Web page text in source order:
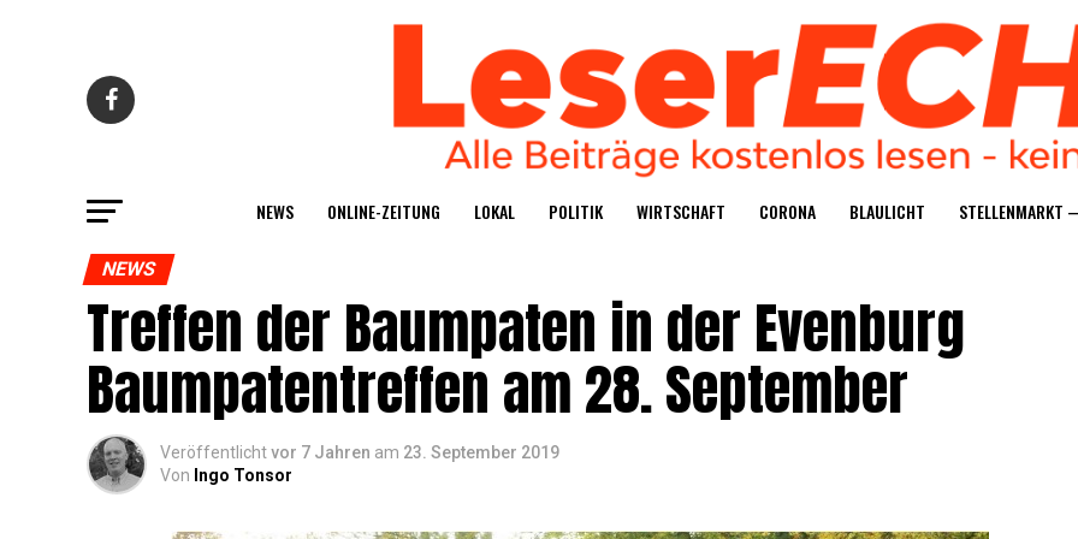
NEWS ONLINE-ZEI­TUNG LOKAL POLI­TIK WIRT­SCHAFT CORO­NA BLAU­LICHT STEL­LEN­MARKT
NEWS
Tref­fen der Baum­pa­ten in der Even­burg
Baum­pa­ten­tref­fen am 28. September
Veröffentlichtvor 7 Jahren am 23. September 2019
Von Ingo Tonsor